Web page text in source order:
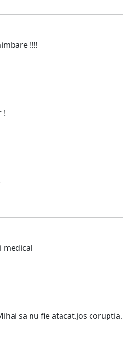
!!!!
!
medical
sa nu fie atacat,jos